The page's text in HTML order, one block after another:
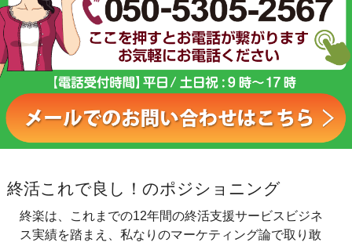
終活これで良し！のポジショニング
終楽は、これまでの12年間の終活支援サービスビジネ
ス実績を踏まえ、私なりのマーケティング論で取り敢